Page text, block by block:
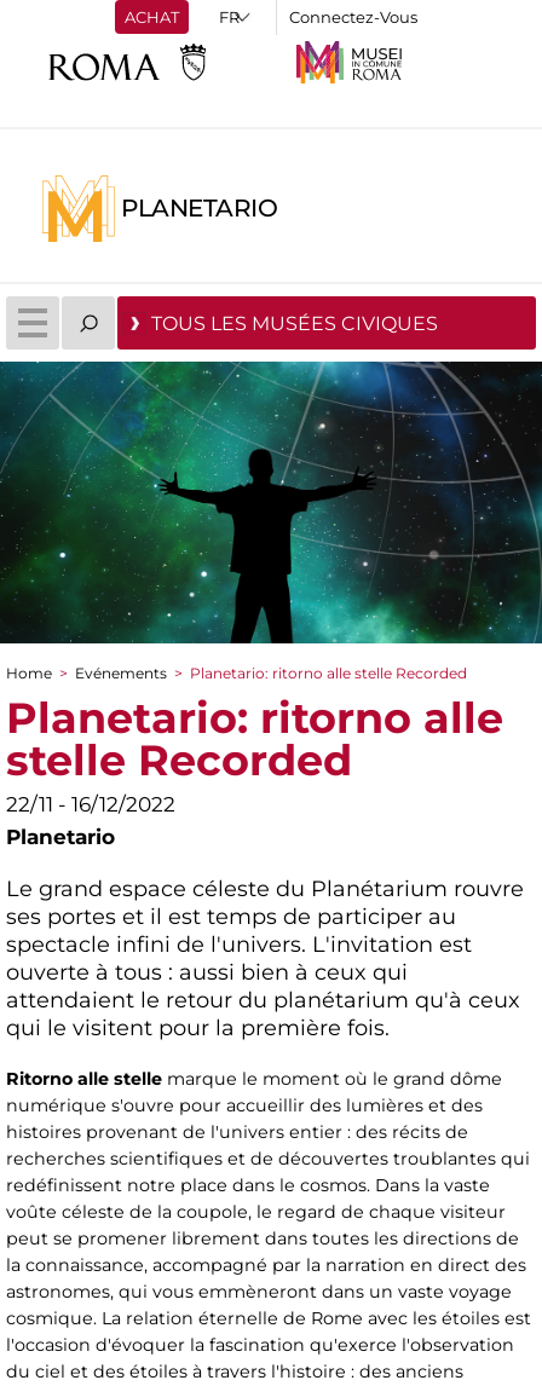
ACHAT Connectez-Vous
PLANETARIO
TOUS LES MUSÉES CIVIQUES
You are here
Home > Evénements > Planetario: ritorno alle stelle Recorded
Planetario: ritorno alle
stelle Recorded
22/11 - 16/12/2022
Planetario
Le grand espace céleste du Planétarium rouvre
ses portes et il est temps de participer au
spectacle infini de l'univers. L'invitation est
ouverte à tous : aussi bien à ceux qui
attendaient le retour du planétarium qu'à ceux
qui le visitent pour la première fois.
Ritorno alle stelle marque le moment où le grand dôme
numérique s'ouvre pour accueillir des lumières et des
histoires provenant de l'univers entier : des récits de
recherches scientifiques et de découvertes troublantes qui
redéfinissent notre place dans le cosmos. Dans la vaste
voûte céleste de la coupole, le regard de chaque visiteur
peut se promener librement dans toutes les directions de
la connaissance, accompagné par la narration en direct des
astronomes, qui vous emmèneront dans un vaste voyage
cosmique. La relation éternelle de Rome avec les étoiles est
l'occasion d'évoquer la fascination qu'exerce l'observation
du ciel et des étoiles à travers l'histoire : des anciens